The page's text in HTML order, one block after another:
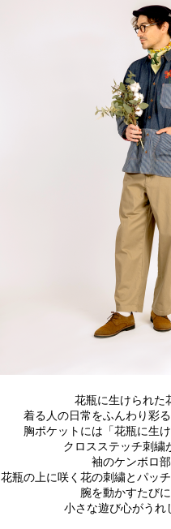
花瓶に生けられた
着る人の日常をふんわり彩
胸ポケットには「花瓶に生
クロスステッチ刺繍
袖のケンボロ部
花瓶の上に咲く花の刺繍とパッ
腕を動かすたびに
小さな遊び心がうれ